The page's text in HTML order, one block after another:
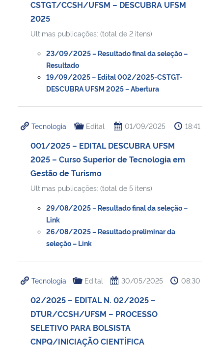
CSTGT/CCSH/UFSM – DESCUBRA UFSM
2025
Ultimas publicações: (total de 2 itens)
23/09/2025 – Resultado final da seleção –
Resultado
19/09/2025 – Edital 002/2025-CSTGT-
DESCUBRA UFSM 2025 – Abertura
Tecnologia Edital 01/09/2025 18:41
001/2025 – EDITAL DESCUBRA UFSM
2025 – Curso Superior de Tecnologia em
Gestão de Turismo
Ultimas publicações: (total de 5 itens)
29/08/2025 – Resultado final da seleção –
Link
26/08/2025 – Resultado preliminar da
seleção – Link
Tecnologia Edital 30/05/2025 08:30
02/2025 – EDITAL N. 02/2025 –
DTUR/CCSH/UFSM – PROCESSO
SELETIVO PARA BOLSISTA
CNPQ/INICIAÇÃO CIENTÍFICA